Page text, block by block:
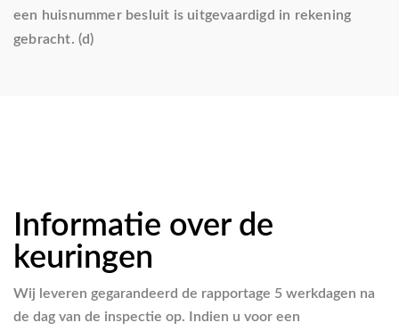
een huisnummer besluit is uitgevaardigd in rekening
gebracht. (d)
Informatie over de
keuringen
Wij leveren gegarandeerd de rapportage 5 werkdagen na
de dag van de inspectie op. Indien u voor een